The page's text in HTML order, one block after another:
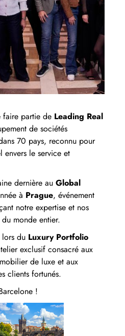
faire partie de Leading Real
de sociétés
70 pays, reconnu pour
envers le service et
dernière au Global
à Prague, événement
notre expertise et nos
monde entier.
lors du Luxury Portfolio
exclusif consacré aux
de luxe et aux
clients fortunés.
!